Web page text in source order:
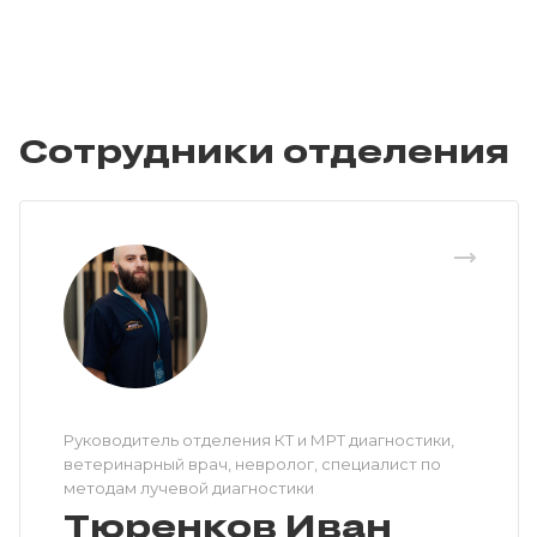
Сотрудники отделения
Руководитель отделения КТ и МРТ диагностики,
ветеринарный врач, невролог, специалист по
методам лучевой диагностики
Тюренков Иван